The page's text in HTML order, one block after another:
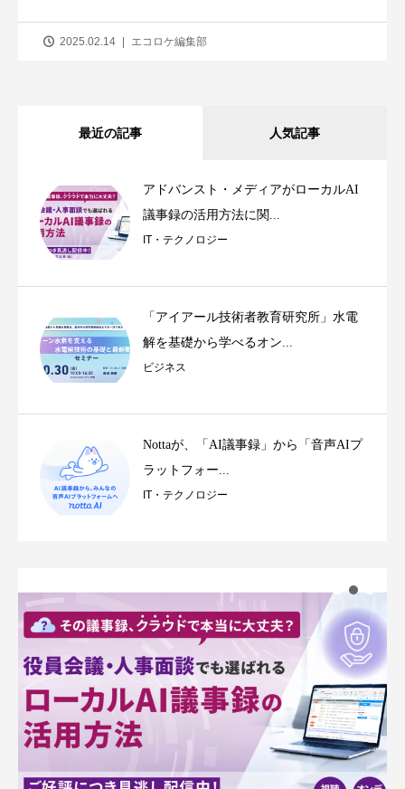
2025.02.14 エコロケ編集部
最近の記事 人気記事
アドバンスト・メディアがローカルAI
議事録の活用方法に関...
IT・テクノロジー
「アイアール技術者教育研究所」水電
解を基礎から学べるオン...
ビジネス
Nottaが、「AI議事録」から「音声AIプ
ラットフォー...
IT・テクノロジー